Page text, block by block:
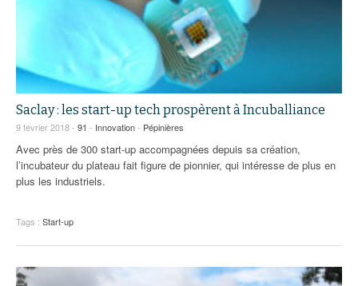
Saclay : les start-up tech prospèrent à Incuballiance
9 février 2018 - 91 - Innovation- Pépinières
Avec près de 300 start-up accompagnées depuis sa création,
l’incubateur du plateau fait figure de pionnier, qui intéresse de plus en
plus les industriels.
Tags : Start-up